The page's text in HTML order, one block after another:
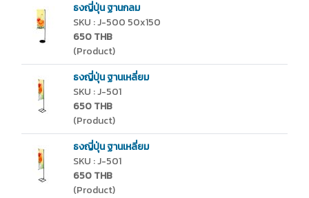
ธงญี่ปุ่น ฐานกลม
SKU : J-500 50x150
650 THB
(Product)
ธงญี่ปุ่น ฐานเหลี่ยม
SKU : J-501
650 THB
(Product)
ธงญี่ปุ่น ฐานเหลี่ยม
SKU : J-501
650 THB
(Product)